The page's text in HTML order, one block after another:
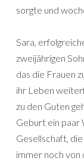
sorgte und
Sara,
zweijährigen
das die Frauen
ihr Leben
zu den Guten
Geburt ein paar
Gesellschaft,
immer noch